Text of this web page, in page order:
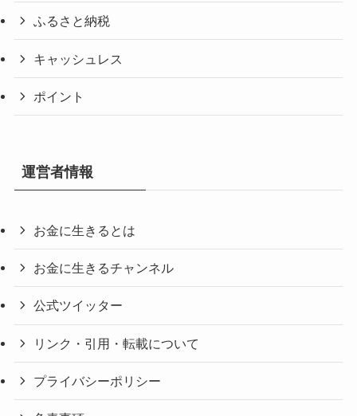
ふるさと納税
キャッシュレス
ポイント
運営者情報
お金に生きるとは
お金に生きるチャンネル
公式ツイッター
リンク・引用・転載について
プライバシーポリシー